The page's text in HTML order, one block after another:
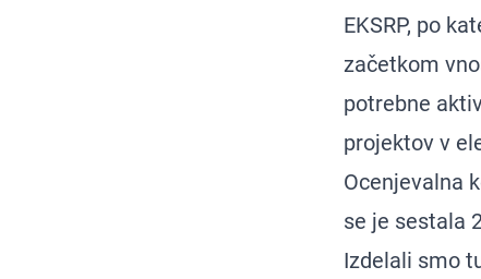
EKSRP, po
začetkom
potrebne
projektov v
Ocenjevalna
se je sestala
Izdelali smo